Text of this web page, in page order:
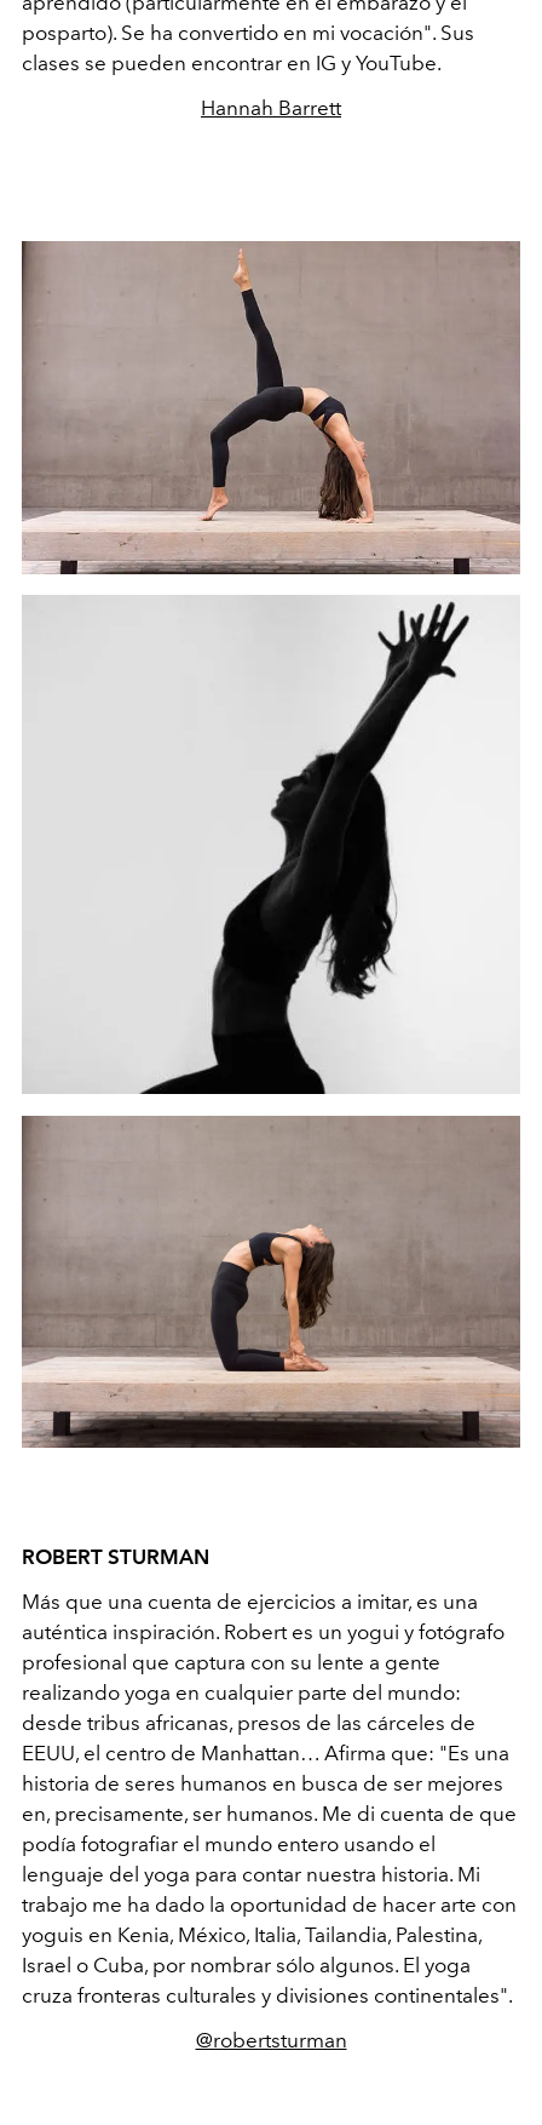
posparto). Se ha convertido en mi vocación". Sus
clases se pueden encontrar en IG y YouTube.
Hannah Barrett
ROBERT STURMAN
Más que una cuenta de ejercicios a imitar, es una
auténtica inspiración. Robert es un yogui y fotógrafo
profesional que captura con su lente a gente
realizando yoga en cualquier parte del mundo:
desde tribus africanas, presos de las cárceles de
EEUU, el centro de Manhattan… Afirma que: "Es una
historia de seres humanos en busca de ser mejores
en, precisamente, ser humanos. Me di cuenta de que
podía fotografiar el mundo entero usando el
lenguaje del yoga para contar nuestra historia. Mi
trabajo me ha dado la oportunidad de hacer arte con
yoguis en Kenia, México, Italia, Tailandia, Palestina,
Israel o Cuba, por nombrar sólo algunos. El yoga
cruza fronteras culturales y divisiones continentales".
@robertsturman